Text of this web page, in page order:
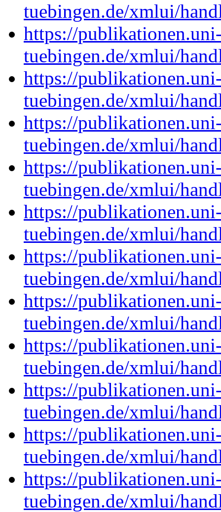
tuebingen.de/xmlui/
https://
tuebingen.de/xmlui/
https://
tuebingen.de/xmlui/
https://
tuebingen.de/xmlui/
https://
tuebingen.de/xmlui/
https://
tuebingen.de/xmlui/
https://
tuebingen.de/xmlui/
https://
tuebingen.de/xmlui/
https://
tuebingen.de/xmlui/
https://
tuebingen.de/xmlui/
https://
tuebingen.de/xmlui/
https://
tuebingen.de/xmlui/